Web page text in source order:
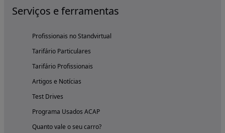
Serviços e ferramentas
Profissionais no Standvirtual
Tarifário Particulares
Tarifário Profissionais
Artigos e Notícias
Test Drives
Programa Usados ACAP
Quanto vale o seu carro?